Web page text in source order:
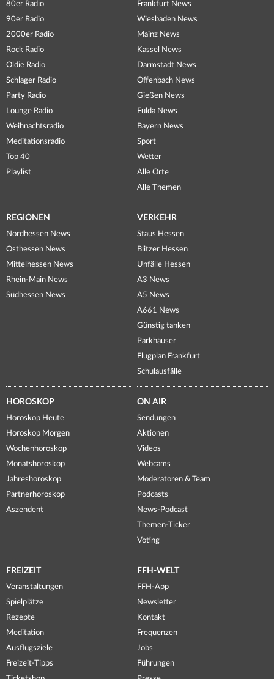
80er Radio
90er Radio
2000er Radio
Rock Radio
Oldie Radio
Schlager Radio
Party Radio
Lounge Radio
Weihnachtsradio
Meditationsradio
Top 40
Playlist
Frankfurt News
Wiesbaden News
Mainz News
Kassel News
Darmstadt News
Offenbach News
Gießen News
Fulda News
Bayern News
Sport
Wetter
Alle Orte
Alle Themen
REGIONEN
Nordhessen News
Osthessen News
Mittelhessen News
Rhein-Main News
Südhessen News
VERKEHR
Staus Hessen
Blitzer Hessen
Unfälle Hessen
A3 News
A5 News
A661 News
Günstig tanken
Parkhäuser
Flugplan Frankfurt
Schulausfälle
HOROSKOP
Horoskop Heute
Horoskop Morgen
Wochenhoroskop
Monatshoroskop
Jahreshoroskop
Partnerhoroskop
Aszendent
ON AIR
Sendungen
Aktionen
Videos
Webcams
Moderatoren & Team
Podcasts
News-Podcast
Themen-Ticker
Voting
FREIZEIT
Veranstaltungen
Spielplätze
Rezepte
Meditation
Ausflugsziele
Freizeit-Tipps
FFH-WELT
FFH-App
Newsletter
Kontakt
Frequenzen
Jobs
Führungen